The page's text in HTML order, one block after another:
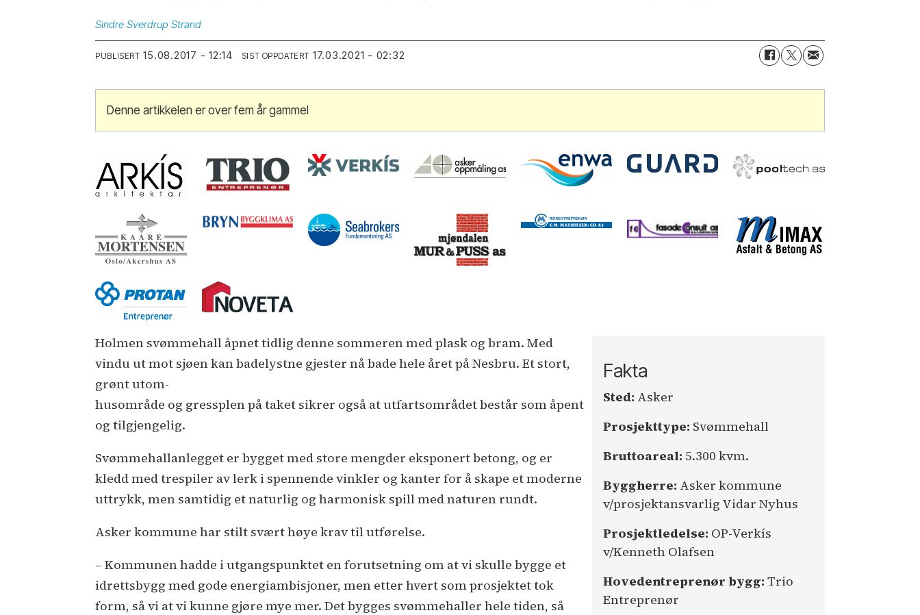
Sindre Sverdrup Strand
PUBLISERT 15.08.2017 - 12:14 SIST OPPDATERT 17.03.2021 - 02:32
Denne artikkelen er over fem år gammel
Fakta
Sted: Asker
Prosjekttype: Svømmehall
Bruttoareal: 5.300 kvm.
Byggherre: Asker kommune
v/prosjektansvarlig Vidar Nyhus
Prosjektledelse: OP-Verkís
v/Kenneth Olafsen
Hovedentreprenør bygg: Trio
Entreprenør
Holmen svømmehall åpnet tidlig denne sommeren med plask og bram. Med
vindu ut mot sjøen kan badelystne gjester nå bade hele året på Nesbru. Et stort,
grønt utom-
husområde og gressplen på taket sikrer også at utfartsområdet består som åpent
og tilgjengelig.
Svømmehallanlegget er bygget med store mengder eksponert betong, og er
kledd med trespiler av lerk i spennende vinkler og kanter for å skape et moderne
uttrykk, men samtidig et naturlig og harmonisk spill med naturen rundt.
Asker kommune har stilt svært høye krav til utførelse.
– Kommunen hadde i utgangspunktet en forutsetning om at vi skulle bygge et
idrettsbygg med gode energiambisjoner, men etter hvert som prosjektet tok
form, så vi at vi kunne gjøre mye mer. Det bygges svømmehaller hele tiden, så